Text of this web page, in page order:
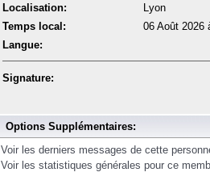
Localisation:
Lyon
Temps local:
06 Août 2026
Langue:
Signature:
Options Supplémentaires:
Voir les derniers messages de cette
Voir les statistiques générales pour ce